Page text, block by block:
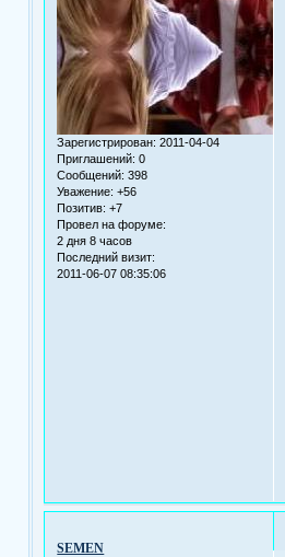
Зарегистрирован: 2011-04-04
Приглашений: 0
Сообщений: 398
Уважение: +56
Позитив: +7
Провел на форуме:
2 дня 8 часов
Последний визит:
2011-06-07 08:35:06
SEMEN